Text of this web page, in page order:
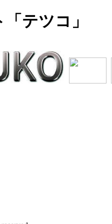
テツコ」